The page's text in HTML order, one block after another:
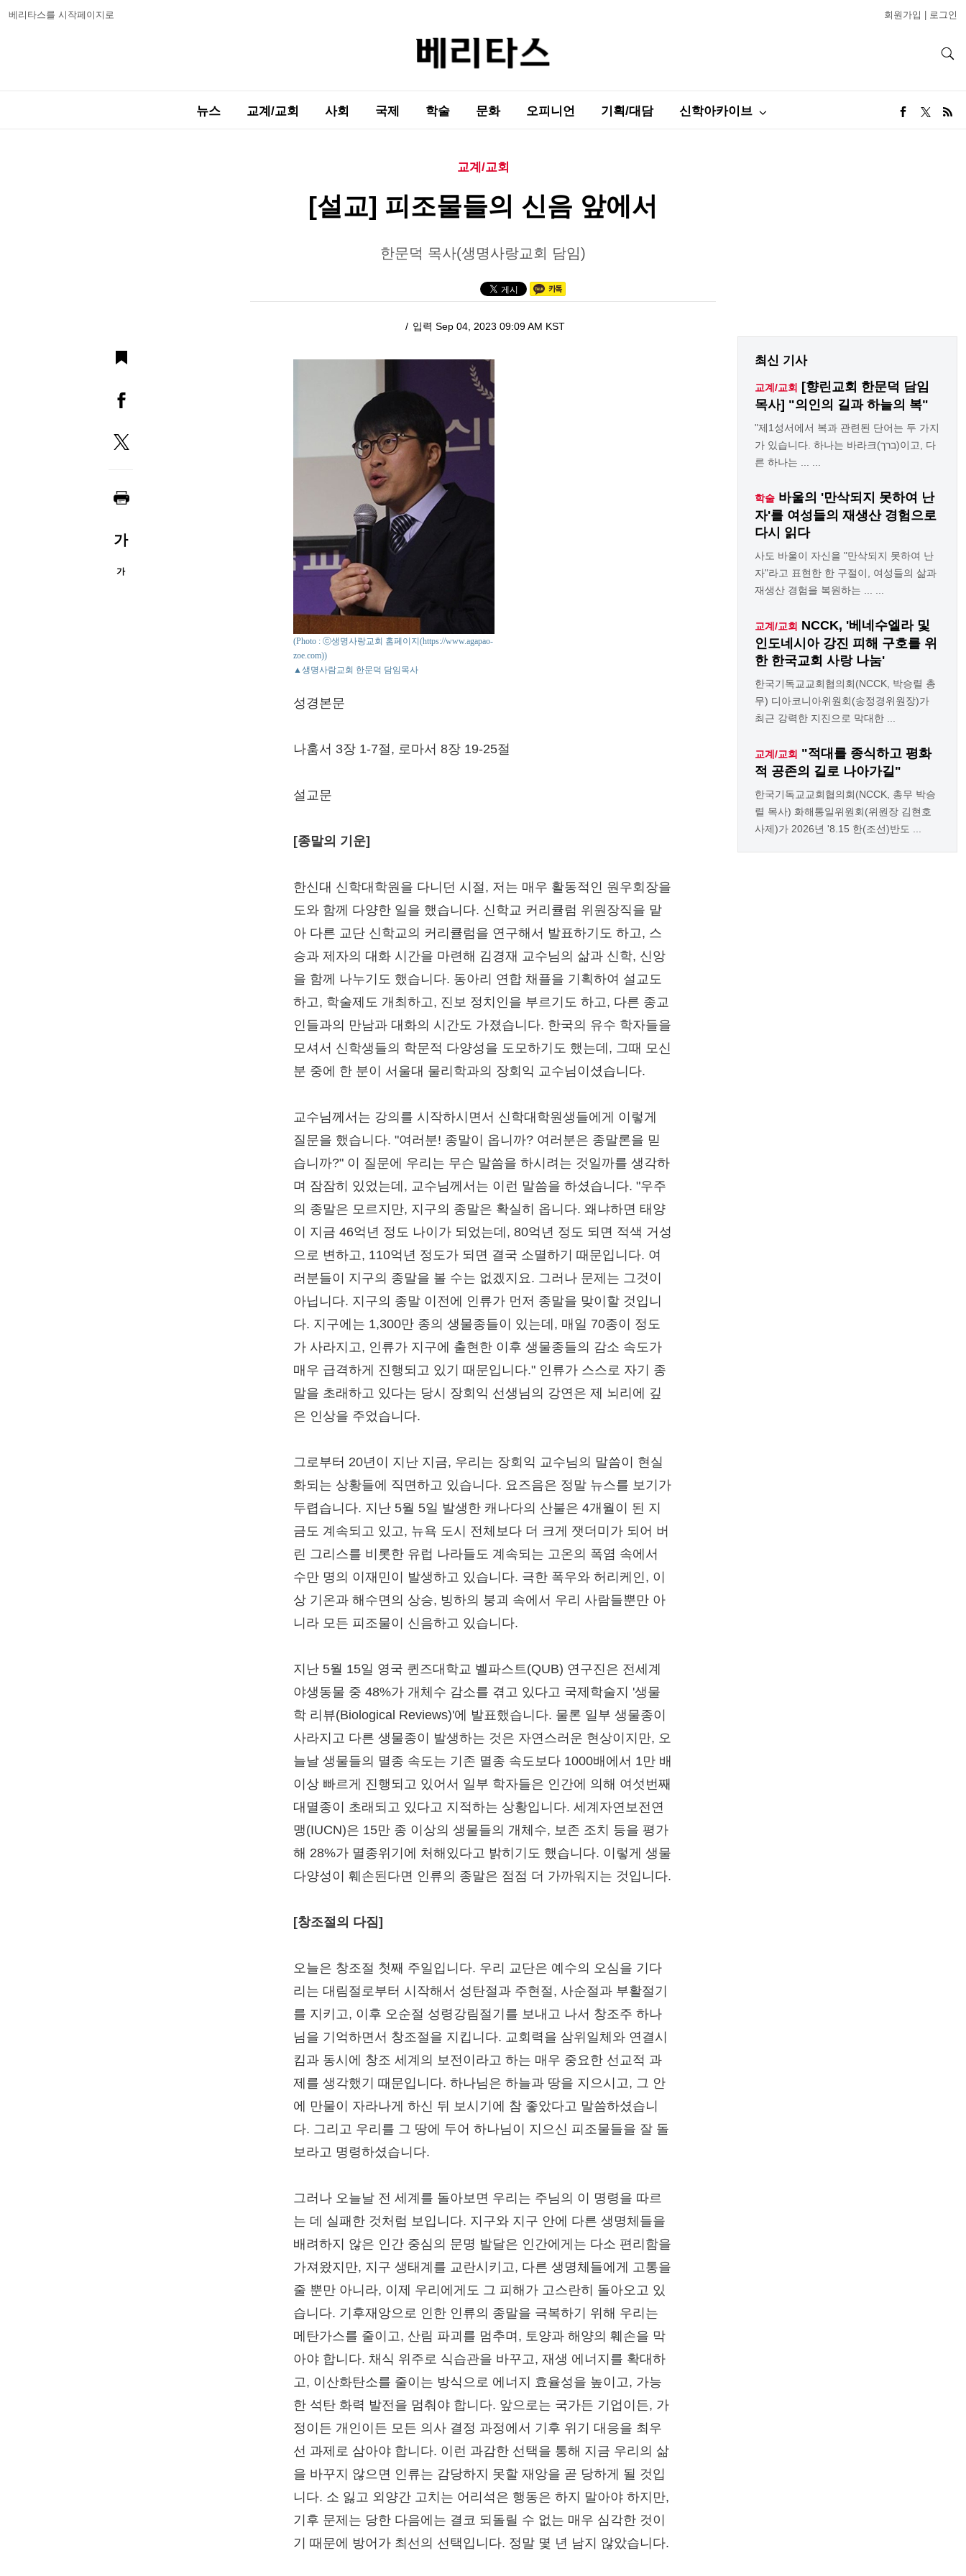
베리타스를 시작페이지로 회원가입 로그인
뉴스 교계/교회 사회 국제 학술 문화 오피니언 기획/대담 신학아카이브
교계/교회
[설교] 피조물들의 신음 앞에서
한문덕 목사(생명사랑교회 담임)
입력 Sep 04, 2023 09:09 AM KST
가
가
(Photo : ⓒ생명사랑교회 홈페이지(https://www.agapao-
zoe.com))
▲생명사람교회 한문덕 담임목사
성경본문
나훔서 3장 1-7절, 로마서 8장 19-25절
설교문
[종말의 기운]
한신대 신학대학원을 다니던 시절, 저는 매우 활동적인 원우회장을
도와 함께 다양한 일을 했습니다. 신학교 커리큘럼 위원장직을 맡
아 다른 교단 신학교의 커리큘럼을 연구해서 발표하기도 하고, 스
승과 제자의 대화 시간을 마련해 김경재 교수님의 삶과 신학, 신앙
을 함께 나누기도 했습니다. 동아리 연합 채플을 기획하여 설교도
하고, 학술제도 개최하고, 진보 정치인을 부르기도 하고, 다른 종교
인들과의 만남과 대화의 시간도 가졌습니다. 한국의 유수 학자들을
모셔서 신학생들의 학문적 다양성을 도모하기도 했는데, 그때 모신
분 중에 한 분이 서울대 물리학과의 장회익 교수님이셨습니다.
교수님께서는 강의를 시작하시면서 신학대학원생들에게 이렇게
질문을 했습니다. "여러분! 종말이 옵니까? 여러분은 종말론을 믿
습니까?" 이 질문에 우리는 무슨 말씀을 하시려는 것일까를 생각하
며 잠잠히 있었는데, 교수님께서는 이런 말씀을 하셨습니다. "우주
의 종말은 모르지만, 지구의 종말은 확실히 옵니다. 왜냐하면 태양
이 지금 46억년 정도 나이가 되었는데, 80억년 정도 되면 적색 거성
으로 변하고, 110억년 정도가 되면 결국 소멸하기 때문입니다. 여
러분들이 지구의 종말을 볼 수는 없겠지요. 그러나 문제는 그것이
아닙니다. 지구의 종말 이전에 인류가 먼저 종말을 맞이할 것입니
다. 지구에는 1,300만 종의 생물종들이 있는데, 매일 70종이 정도
가 사라지고, 인류가 지구에 출현한 이후 생물종들의 감소 속도가
매우 급격하게 진행되고 있기 때문입니다." 인류가 스스로 자기 종
말을 초래하고 있다는 당시 장회익 선생님의 강연은 제 뇌리에 깊
은 인상을 주었습니다.
그로부터 20년이 지난 지금, 우리는 장회익 교수님의 말씀이 현실
화되는 상황들에 직면하고 있습니다. 요즈음은 정말 뉴스를 보기가
두렵습니다. 지난 5월 5일 발생한 캐나다의 산불은 4개월이 된 지
금도 계속되고 있고, 뉴욕 도시 전체보다 더 크게 잿더미가 되어 버
린 그리스를 비롯한 유럽 나라들도 계속되는 고온의 폭염 속에서
수만 명의 이재민이 발생하고 있습니다. 극한 폭우와 허리케인, 이
상 기온과 해수면의 상승, 빙하의 붕괴 속에서 우리 사람들뿐만 아
니라 모든 피조물이 신음하고 있습니다.
지난 5월 15일 영국 퀸즈대학교 벨파스트(QUB) 연구진은 전세계
야생동물 중 48%가 개체수 감소를 겪고 있다고 국제학술지 '생물
학 리뷰(Biological Reviews)'에 발표했습니다. 물론 일부 생물종이
사라지고 다른 생물종이 발생하는 것은 자연스러운 현상이지만, 오
늘날 생물들의 멸종 속도는 기존 멸종 속도보다 1000배에서 1만 배
이상 빠르게 진행되고 있어서 일부 학자들은 인간에 의해 여섯번째
대멸종이 초래되고 있다고 지적하는 상황입니다. 세계자연보전연
맹(IUCN)은 15만 종 이상의 생물들의 개체수, 보존 조치 등을 평가
해 28%가 멸종위기에 처해있다고 밝히기도 했습니다. 이렇게 생물
다양성이 훼손된다면 인류의 종말은 점점 더 가까워지는 것입니다.
[창조절의 다짐]
오늘은 창조절 첫째 주일입니다. 우리 교단은 예수의 오심을 기다
리는 대림절로부터 시작해서 성탄절과 주현절, 사순절과 부활절기
를 지키고, 이후 오순절 성령강림절기를 보내고 나서 창조주 하나
님을 기억하면서 창조절을 지킵니다. 교회력을 삼위일체와 연결시
킴과 동시에 창조 세계의 보전이라고 하는 매우 중요한 선교적 과
제를 생각했기 때문입니다. 하나님은 하늘과 땅을 지으시고, 그 안
에 만물이 자라나게 하신 뒤 보시기에 참 좋았다고 말씀하셨습니
다. 그리고 우리를 그 땅에 두어 하나님이 지으신 피조물들을 잘 돌
보라고 명령하셨습니다.
그러나 오늘날 전 세계를 돌아보면 우리는 주님의 이 명령을 따르
는 데 실패한 것처럼 보입니다. 지구와 지구 안에 다른 생명체들을
배려하지 않은 인간 중심의 문명 발달은 인간에게는 다소 편리함을
가져왔지만, 지구 생태계를 교란시키고, 다른 생명체들에게 고통을
줄 뿐만 아니라, 이제 우리에게도 그 피해가 고스란히 돌아오고 있
습니다. 기후재앙으로 인한 인류의 종말을 극복하기 위해 우리는
메탄가스를 줄이고, 산림 파괴를 멈추며, 토양과 해양의 훼손을 막
아야 합니다. 채식 위주로 식습관을 바꾸고, 재생 에너지를 확대하
고, 이산화탄소를 줄이는 방식으로 에너지 효율성을 높이고, 가능
한 석탄 화력 발전을 멈춰야 합니다. 앞으로는 국가든 기업이든, 가
정이든 개인이든 모든 의사 결정 과정에서 기후 위기 대응을 최우
선 과제로 삼아야 합니다. 이런 과감한 선택을 통해 지금 우리의 삶
을 바꾸지 않으면 인류는 감당하지 못할 재앙을 곧 당하게 될 것입
니다. 소 잃고 외양간 고치는 어리석은 행동은 하지 말아야 하지만,
기후 문제는 당한 다음에는 결코 되돌릴 수 없는 매우 심각한 것이
기 때문에 방어가 최선의 선택입니다. 정말 몇 년 남지 않았습니다.
최신 기사
교계/교회
[향린교회 한문덕 담임
목사] "의인의 길과 하늘의 복"
"제1성서에서 복과 관련된 단어는 두 가지
가 있습니다. 하나는 바라크(ברך)이고, 다
른 하나는 ... ...
학술 바울의 '만삭되지 못하여 난
자'를 여성들의 재생산 경험으로
다시 읽다
사도 바울이 자신을 "만삭되지 못하여 난
자"라고 표현한 한 구절이, 여성들의 삶과
재생산 경험을 복원하는 ... ...
교계/교회 NCCK, '베네수엘라 및
인도네시아 강진 피해 구호를 위
한 한국교회 사랑 나눔'
한국기독교교회협의회(NCCK, 박승렬 총
무) 디아코니아위원회(송정경위원장)가
최근 강력한 지진으로 막대한 ...
교계/교회 "적대를 종식하고 평화
적 공존의 길로 나아가길"
한국기독교교회협의회(NCCK, 총무 박승
렬 목사) 화해통일위원회(위원장 김현호
사제)가 2026년 '8.15 한(조선)반도 ...